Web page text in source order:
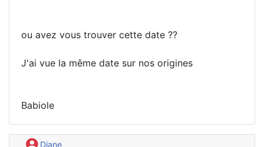
ou avez vous trouver cette date ??
J'ai vue la même date sur nos origines
Babiole
Diane